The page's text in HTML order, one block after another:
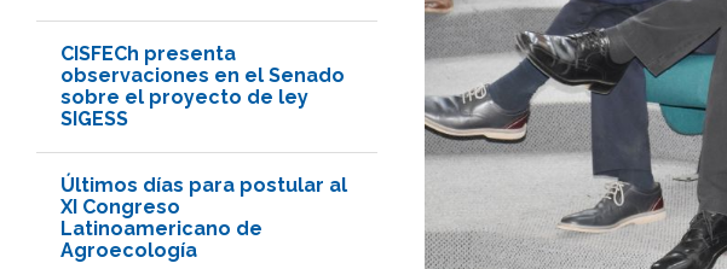
CISFECh presenta
observaciones en el Senado
sobre el proyecto de ley
SIGESS
Últimos días para postular al
XI Congreso
Latinoamericano de
Agroecología